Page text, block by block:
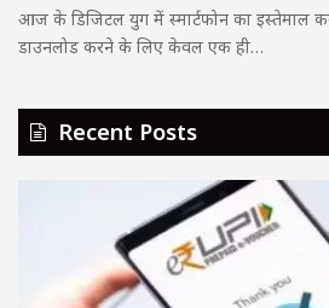
आज के डिजिटल युग में स्मार्टफोन का इस्तेमाल
डाउनलोड करने के लिए केवल एक ही…
Recent Posts